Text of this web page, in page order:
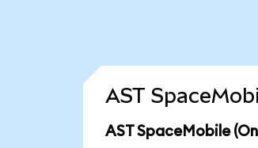
AST
AST SpaceMobile